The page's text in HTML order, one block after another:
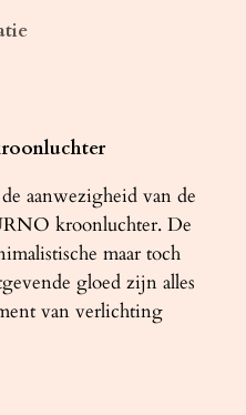
aanwezigheid van de
kroonluchter. De
maar toch
gloed zijn alles
van verlichting